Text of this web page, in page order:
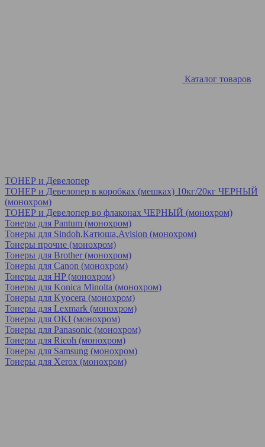
Каталог товаров
ТОНЕР и Девелопер
ТОНЕР и Девелопер в коробках (мешках) 10кг/20кг ЧЕРНЫЙ
(монохром)
ТОНЕР и Девелопер во флаконах ЧЕРНЫЙ (монохром)
Тонеры для Pantum (монохром)
Тонеры для Sindoh,Катюша,Avision (монохром)
Тонеры прочие (монохром)
Тонеры для Brother (монохром)
Тонеры для Canon (монохром)
Тонеры для HP (монохром)
Тонеры для Konica Minolta (монохром)
Тонеры для Kyocera (монохром)
Тонеры для Lexmark (монохром)
Тонеры для OKI (монохром)
Тонеры для Panasonic (монохром)
Тонеры для Ricoh (монохром)
Тонеры для Samsung (монохром)
Тонеры для Xerox (монохром)